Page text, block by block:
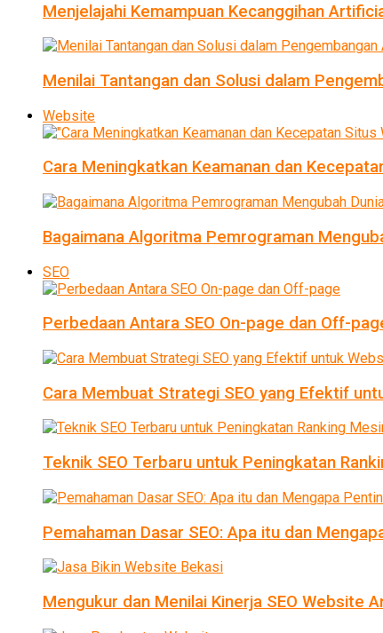
Menjelajahi Kemampuan Kecanggihan
Menilai Tantangan dan Solusi dalam
Website
Cara Meningkatkan Keamanan dan
Bagaimana Algoritma Pemrograman
SEO
Perbedaan Antara SEO On-page dan Off-
Cara Membuat Strategi SEO yang Efektif
Teknik SEO Terbaru untuk Peningkatan
Pemahaman Dasar SEO: Apa itu dan
Mengukur dan Menilai Kinerja SEO Website